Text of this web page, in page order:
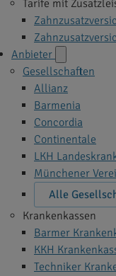
Tarife mit
Anbieter
Gesellschaften
Allianz
Barmenia
Concordia
Continentale
LKH
Münchener
Alle
Krankenkassen
Barmer
KKH
Techniker